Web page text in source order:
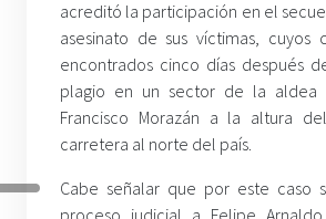
acreditó la participación en el
asesinato de sus víctimas, cuyos
encontrados cinco días después
plagio en un sector de la aldea
Francisco Morazán a la altura
carretera al norte del país.
Cabe señalar que por este caso